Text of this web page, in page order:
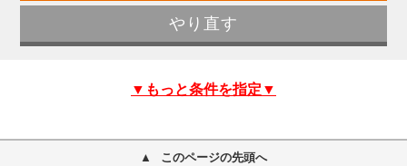
▼もっと条件を指定▼
このページの先頭へ